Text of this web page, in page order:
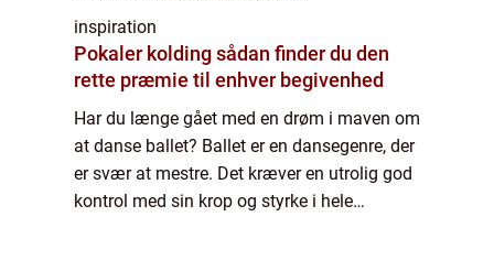
inspiration
Pokaler kolding sådan finder du den
rette præmie til enhver begivenhed
Har du længe gået med en drøm i maven om
at danse ballet? Ballet er en dansegenre, der
er svær at mestre. Det kræver en utrolig god
kontrol med sin krop og styrke i hele